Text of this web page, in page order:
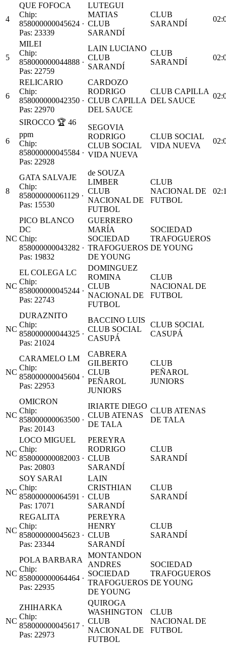
4
QUE FOFOCA
Chip:
858000000045624 ·
Pas: 23339
LUTEGUI
MATIAS
CLUB
SARANDÍ
CLUB
SARANDÍ
5
MILEI
Chip:
858000000044888 ·
Pas: 22759
LAIN LUCIANO
CLUB
SARANDÍ
CLUB
SARANDÍ
6
RELICARIO
Chip:
858000000042350 ·
Pas: 22970
CARDOZO
RODRIGO
CLUB CAPILLA
DEL SAUCE
CLUB CAPILLA
DEL SAUCE
6
SIROCCO 🏆 46
ppm
Chip:
858000000045584 ·
Pas: 22928
SEGOVIA
RODRIGO
CLUB SOCIAL
VIDA NUEVA
CLUB SOCIAL
VIDA NUEVA
8
GATA SALVAJE
Chip:
858000000061129 ·
Pas: 15530
de SOUZA
LIMBER
CLUB
NACIONAL DE
FUTBOL
CLUB
NACIONAL DE
FUTBOL
NC
PICO BLANCO
DC
Chip:
858000000043282 ·
Pas: 19832
GUERRERO
MARÍA
SOCIEDAD
TRAFOGUEROS
DE YOUNG
SOCIEDAD
TRAFOGUEROS
DE YOUNG
NC
EL COLEGA LC
Chip:
858000000045244 ·
Pas: 22743
DOMINGUEZ
ROMINA
CLUB
NACIONAL DE
FUTBOL
CLUB
NACIONAL DE
FUTBOL
NC
DURAZNITO
Chip:
858000000044325 ·
Pas: 21024
BACCINO LUIS
CLUB SOCIAL
CASUPÁ
CLUB SOCIAL
CASUPÁ
NC
CARAMELO LM
Chip:
858000000045604 ·
Pas: 22953
CABRERA
GILBERTO
CLUB
PEÑAROL
JUNIORS
CLUB
PEÑAROL
JUNIORS
NC
OMICRON
Chip:
858000000063500 ·
Pas: 20143
IRIARTE DIEGO
CLUB ATENAS
DE TALA
CLUB ATENAS
DE TALA
NC
LOCO MIGUEL
Chip:
858000000082003 ·
Pas: 20803
PEREYRA
RODRIGO
CLUB
SARANDÍ
CLUB
SARANDÍ
NC
SOY SARAI
Chip:
858000000064591 ·
Pas: 17071
LAIN
CRISTHIAN
CLUB
SARANDÍ
CLUB
SARANDÍ
NC
REGALITA
Chip:
858000000045623 ·
Pas: 23344
PEREYRA
HENRY
CLUB
SARANDÍ
CLUB
SARANDÍ
NC
POLA BARBARA
Chip:
858000000064464 ·
Pas: 22935
MONTANDON
ANDRES
SOCIEDAD
TRAFOGUEROS
DE YOUNG
SOCIEDAD
TRAFOGUEROS
DE YOUNG
NC
ZHIHARKA
Chip:
858000000045617 ·
Pas: 22973
QUIROGA
WASHINGTON
CLUB
NACIONAL DE
FUTBOL
CLUB
NACIONAL DE
FUTBOL